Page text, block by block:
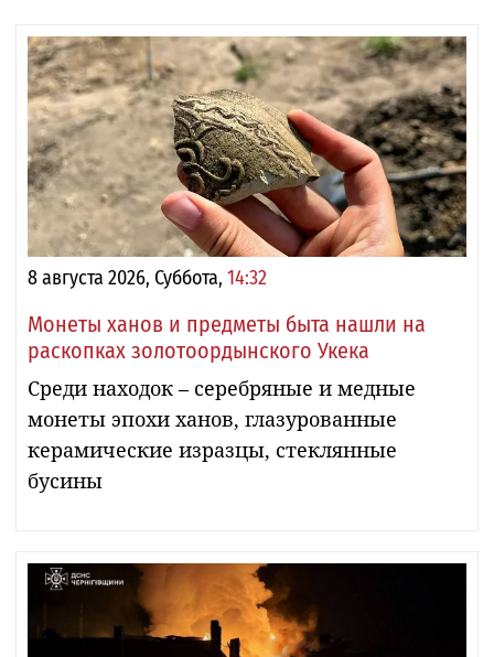
8 августа 2026, Суббота, 14:32
Монеты ханов и предметы быта нашли на
раскопках золотоордынского Укека
Среди находок – серебряные и медные
монеты эпохи ханов, глазурованные
керамические изразцы, стеклянные
бусины